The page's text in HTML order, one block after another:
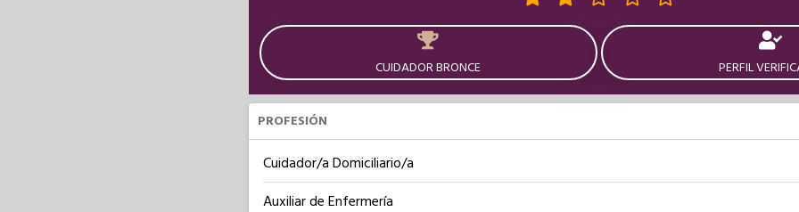
CUIDADOR BRONCE PERFIL
PROFESIÓN
Cuidador/a Domiciliario/a
Auxiliar de Enfermería